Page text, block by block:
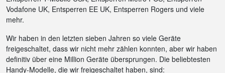
Vodafone UK, Entsperren EE UK, Entsperren Rogers und viele
mehr.
Wir haben in den letzten sieben Jahren so viele Geräte
freigeschaltet, dass wir nicht mehr zählen konnten, aber wir haben
definitiv über eine Million Geräte übersprungen. Die beliebtesten
Handy-Modelle, die wir freigeschaltet haben, sind: